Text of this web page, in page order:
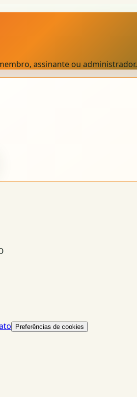
assinante ou administrador.
Preferências de cookies